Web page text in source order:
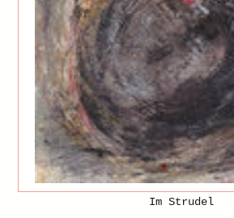
Im Strudel